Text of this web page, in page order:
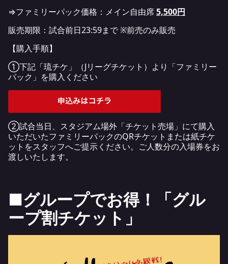
⇒ファミリーパック価格：メイン自由席5,500円
販売期限：試合前日23:59まで ※前売のみ販売
【購入手順】
①下記「琉チケ」（Jリーグチケット）より「ファミリー
パック」を購入ください
②試合当日、スタジアム場外「チケット売場」にて購入
いただいたファミリーパックのQRチケットまたは紙チケ
ットをスタッフへご提示ください。ご人数分の入場券をお
渡しいたします。
■グループでお得！「グル
ープ割チケット」